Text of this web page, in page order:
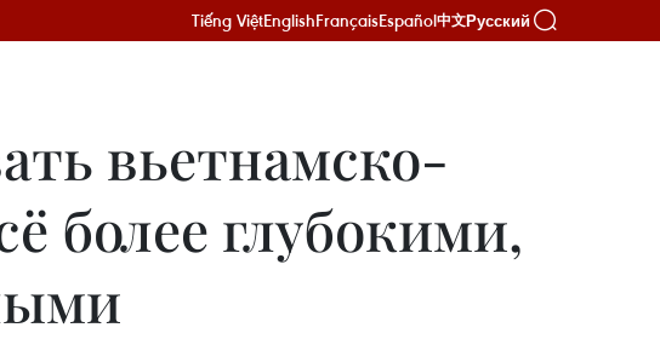
Tiếng ViệtEnglishFrançaisEspañol中文Русский
вьетнамско-
более глубокими,